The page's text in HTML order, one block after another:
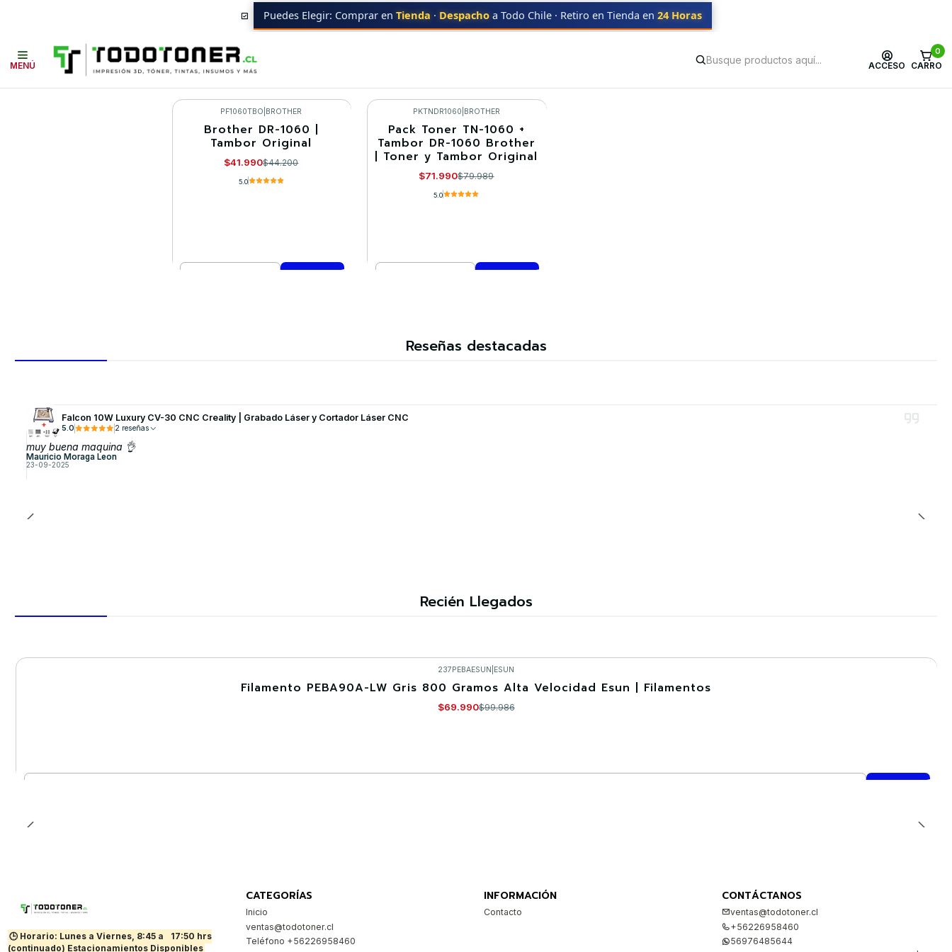
MENÚ ACCESO
0
CARRO
Puedes Elegir: Comprar en Tienda · Despacho a Todo Chile · Retiro en Tienda en 24 Horas
Equipos BROTHER DCP-1602
DCP-1602
-5%
PF1060TBO BROTHER
Brother DR-1060 |
Tambor Original
$41.990$44.200
5.0
-10%
PKTNDR1060 BROTHER
Pack Toner TN-1060 +
Tambor DR-1060 Brother
| Toner y Tambor Original
$71.990$79.989
5.0
Reseñas destacadas
Falcon 10W Luxury CV-30 CNC Creality | Grabado Láser y Cortador Láser CNC
5.0 2 reseñas
muy buena maquina 👌
Mauricio Moraga Leon
23-09-2025
Recién Llegados
237PEBAESUN ESUN
Filamento PEBA90A-LW Gris 800 Gramos Alta Velocidad Esun | Filamentos
$69.990$99.986
🕒 Horario: Lunes a Viernes, 8:45 a
17:50 hrs
(continuado) Estacionamientos Disponibles
CATEGORÍAS
Inicio
ventas@todotoner.cl
Teléfono +56226958460
INFORMACIÓN
Contacto
CONTÁCTANOS
ventas@todotoner.cl
+56226958460
56976485644